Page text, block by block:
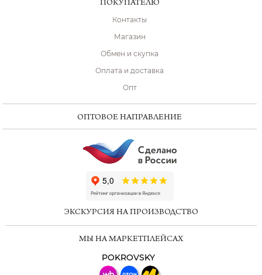
ПОКУПАТЕЛЮ
Контакты
Магазин
Обмен и скупка
Оплата и доставка
Опт
ОПТОВОЕ НАПРАВЛЕНИЕ
ЭКСКУРСИЯ НА ПРОИЗВОДСТВО
МЫ НА МАРКЕТПЛЕЙСАХ
POKROVSKY